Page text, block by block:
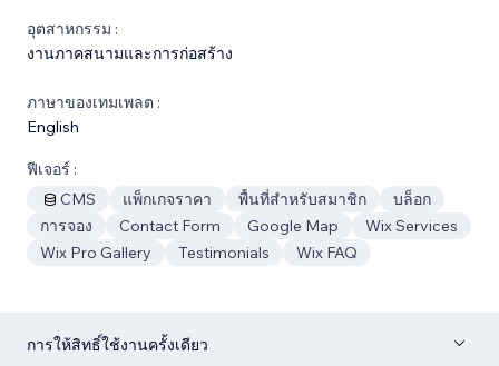
อุตสาหกรรม :
งานภาคสนามและการก่อสร้าง
ภาษาของเทมเพลต :
English
ฟีเจอร์ :
CMS
แพ็กเกจราคา พื้นที่สำหรับสมาชิก
บล็อก
การจอง
Contact Form Google Map
Wix Services
Wix Pro Gallery
Testimonials Wix FAQ
การให้สิทธิ์ใช้งานครั้งเดียว